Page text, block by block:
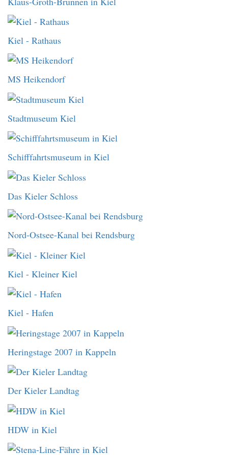
Kiel - Rathaus
MS Heikendorf
Stadtmuseum Kiel
Schifffahrtsmuseum in Kiel
Das Kieler Schloss
Nord-Ostsee-Kanal bei Rendsburg
Kiel - Kleiner Kiel
Kiel - Hafen
Heringstage 2007 in Kappeln
Der Kieler Landtag
HDW in Kiel